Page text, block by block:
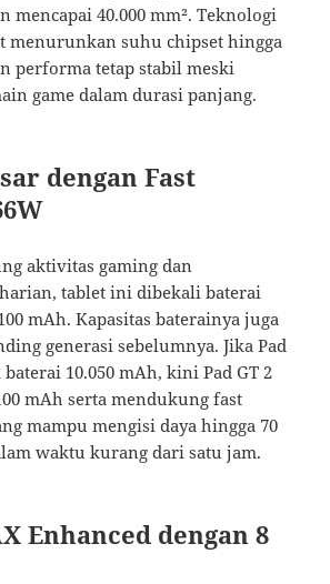
mencapai 40.000 mm². Teknologi
menurunkan suhu chipset hingga
performa tetap stabil meski
game dalam durasi panjang.
dengan Fast
aktivitas gaming dan
tablet ini dibekali baterai
mAh. Kapasitas baterainya juga
generasi sebelumnya. Jika Pad
10.050 mAh, kini Pad GT 2
mAh serta mendukung fast
mampu mengisi daya hingga 70
waktu kurang dari satu jam.
Enhanced dengan 8